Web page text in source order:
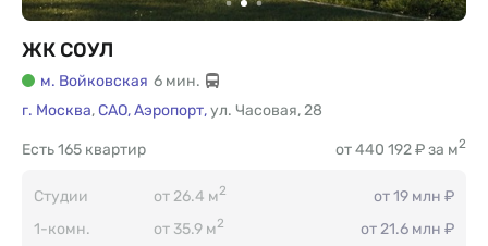
ЖК СОУЛ
м. Войковская 6 мин.
г. Москва,САО,Аэропорт,ул. Часовая,28
165 квартир
Есть от 440 192 ₽ за м2
Студии от 26.4 м2
от 19 млн ₽
1-комн.
от 35.9 м2
от 21.6 млн ₽